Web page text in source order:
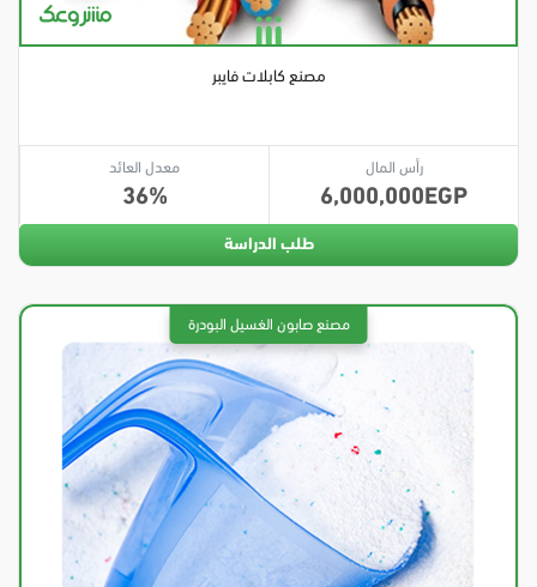
مصنع كابلات فايبر
رأس المال
6,000,000
معدل العائد
36
طلب الدراسة